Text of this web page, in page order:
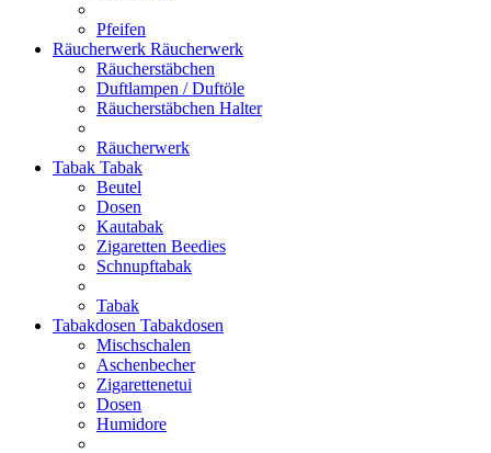
Pfeifen
Räucherwerk Räucherwerk
Räucherstäbchen
Duftlampen / Duftöle
Räucherstäbchen Halter
Räucherwerk
Tabak Tabak
Beutel
Dosen
Kautabak
Zigaretten Beedies
Schnupftabak
Tabak
Tabakdosen Tabakdosen
Mischschalen
Aschenbecher
Zigarettenetui
Dosen
Humidore